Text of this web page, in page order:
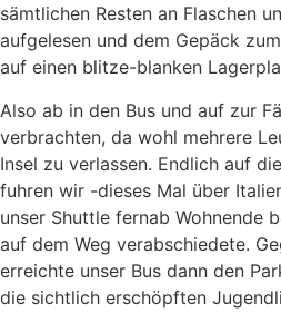
sämtlichen Resten an Flaschen
aufgelesen und dem Gepäck
auf einen blitze-blanken
Also ab in den Bus und auf zur
verbrachten, da wohl mehrere
Insel zu verlassen. Endlich auf
fuhren wir -dieses Mal über
unser Shuttle fernab Wohnende
auf dem Weg verabschiedete.
erreichte unser Bus dann den
die sichtlich erschöpften